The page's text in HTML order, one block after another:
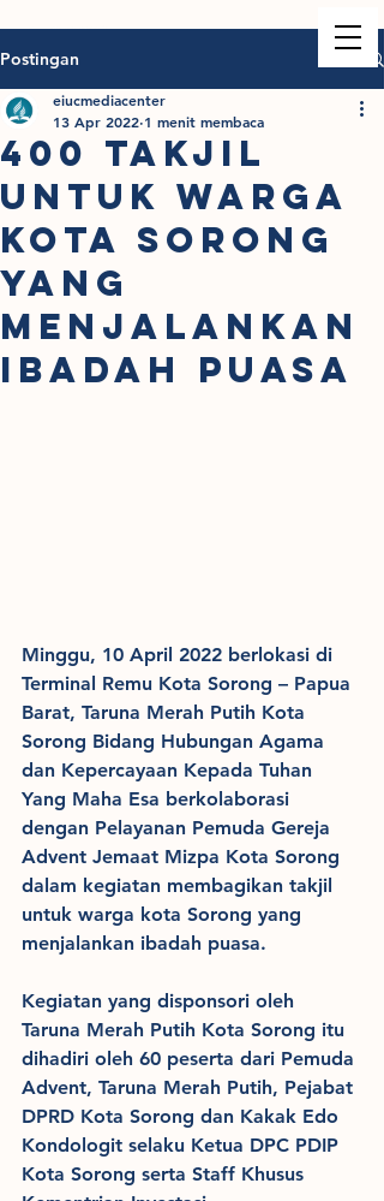
Postingan
400 Takjil
Untuk Warga
Kota Sorong
Yang
Menjalankan
Ibadah Puasa
eiucmediacenter
13 Apr 2022 1 menit membaca
Minggu, 10 April 2022 berlokasi di
Terminal Remu Kota Sorong – Papua
Barat, Taruna Merah Putih Kota
Sorong Bidang Hubungan Agama
dan Kepercayaan Kepada Tuhan
Yang Maha Esa berkolaborasi
dengan Pelayanan Pemuda Gereja
Advent Jemaat Mizpa Kota Sorong
dalam kegiatan membagikan takjil
untuk warga kota Sorong yang
menjalankan ibadah puasa.
Kegiatan yang disponsori oleh
Taruna Merah Putih Kota Sorong itu
dihadiri oleh 60 peserta dari Pemuda
Advent, Taruna Merah Putih, Pejabat
DPRD Kota Sorong dan Kakak Edo
Kondologit selaku Ketua DPC PDIP
Kota Sorong serta Staff Khusus